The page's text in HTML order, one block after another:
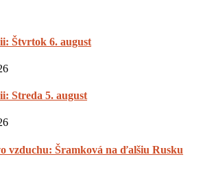
Štvrtok 6. august
Streda 5. august
vzduchu: Šramková na ďalšiu Rusku